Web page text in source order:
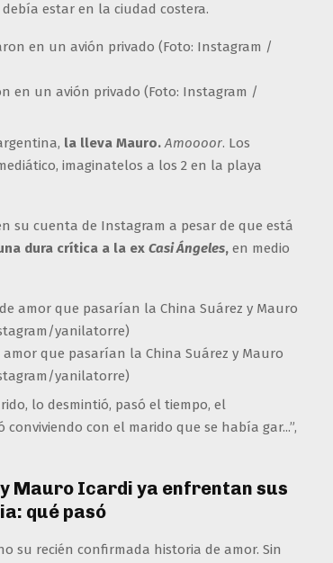
estar en la ciudad costera.
en un avión privado (Foto: Instagram /
la lleva Mauro. Amoooor. Los
imaginatelos a los 2 en la playa
su cuenta de Instagram a pesar de que está
dura crítica a la ex Casi Ángeles, en medio
que pasarían la China Suárez y Mauro
yanilatorre)
lo desmintió, pasó el tiempo, el
con el marido que se había gar...”,
Mauro Icardi ya enfrentan sus
qué pasó
su recién confirmada historia de amor. Sin